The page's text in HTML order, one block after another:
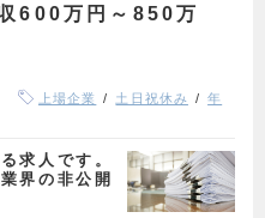
600万円～850万
上場企業 土日祝休み
年
求人です。
界の非公開